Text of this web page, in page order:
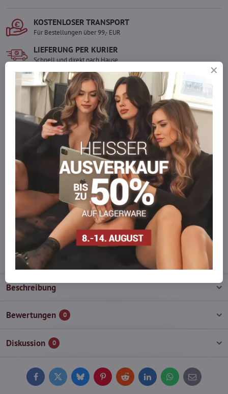
KOSTENLOSER TRANSPORT
Für Bestellungen über 99,- EUR
LIEFERUNG PER KURIER
Schnell und direkt nach Hause.
SICHERE ZAHLUNGEN
Gesicherte Online-Zahlungen
Ware auf Lager
Wir versenden sofort
Werden Sie Teil von everlady
Werden Sie Teil von everlady und genießen Sie einen5 %
Mitgliedervorteilbei jedem Einkauf.
Der Vorteil wird automatisch im Warenkorb angewendet.
Möchten Sie mehr bestellen, als wir
auf Lager haben?
Zögern Sie nicht, uns zu kontaktieren, wir füllen die Ware für Sie
wieder auf!
info​@everlady​.eu
Beschreibung
Bewertungen 0
Diskussion 0
FacebookTwitterBlueskyPinterestReddit LinkedInWhatsApp
E-
mail